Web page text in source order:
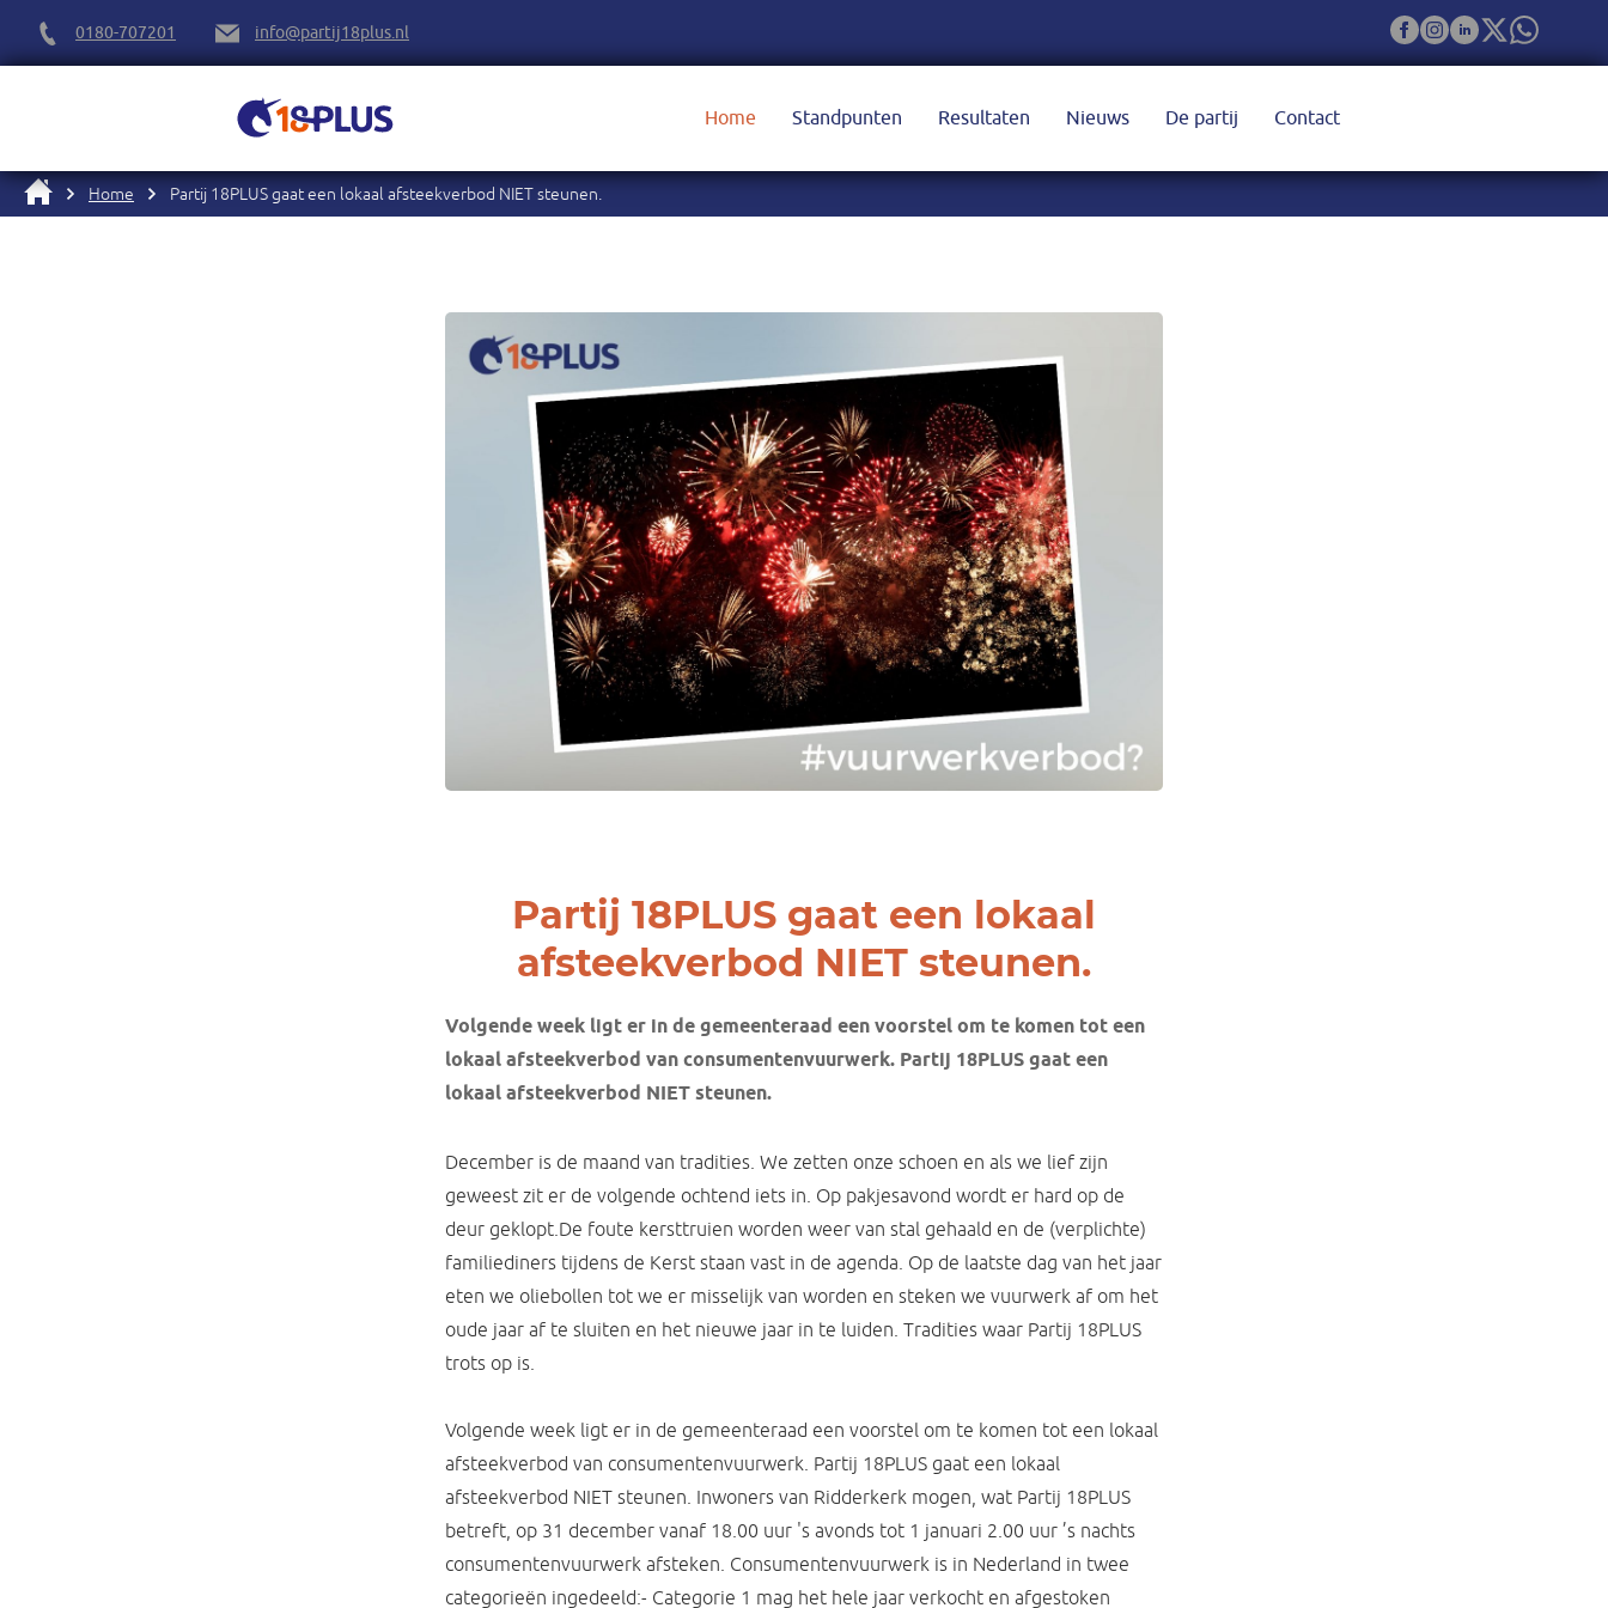
0180-707201 info@partij18plus.nl
Home Standpunten Resultaten Nieuws De partij Contact
Home Partij 18PLUS gaat een lokaal afsteekverbod NIET steunen.
Partij 18PLUS gaat een lokaal
afsteekverbod NIET steunen.
Volgende week ligt er in de gemeenteraad een voorstel om te komen tot een
lokaal afsteekverbod van consumentenvuurwerk. Partij 18PLUS gaat een
lokaal afsteekverbod NIET steunen.
December is de maand van tradities. We zetten onze schoen en als we lief zijn
geweest zit er de volgende ochtend iets in. Op pakjesavond wordt er hard op de
deur geklopt.De foute kersttruien worden weer van stal gehaald en de (verplichte)
familiediners tijdens de Kerst staan vast in de agenda. Op de laatste dag van het jaar
eten we oliebollen tot we er misselijk van worden en steken we vuurwerk af om het
oude jaar af te sluiten en het nieuwe jaar in te luiden. Tradities waar Partij 18PLUS
trots op is.
Volgende week ligt er in de gemeenteraad een voorstel om te komen tot een lokaal
afsteekverbod van consumentenvuurwerk. Partij 18PLUS gaat een lokaal
afsteekverbod NIET steunen. Inwoners van Ridderkerk mogen, wat Partij 18PLUS
betreft, op 31 december vanaf 18.00 uur 's avonds tot 1 januari 2.00 uur ’s nachts
consumentenvuurwerk afsteken. Consumentenvuurwerk is in Nederland in twee
categorieën ingedeeld:- Categorie 1 mag het hele jaar verkocht en afgestoken